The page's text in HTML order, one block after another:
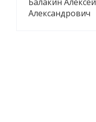
Александрович